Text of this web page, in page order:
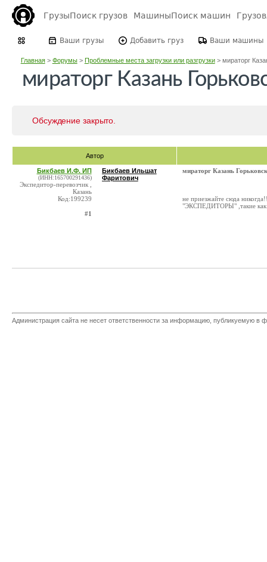
ГрузыПоиск грузов МашиныПоиск машин
Ваши грузы Добавить груз Ваши машины
Главная> Форумы> Проблемные места загрузки или разгрузки> мираторг
мираторг Казань
Обсуждение закрыто.
Автор
Бикбаев И.Ф. ИП
(ИНН:165700291436)
Экспедитор-перевозчик ,
Казань
Код:199239
#1
Бикбаев Ильшат
Фаритович
мираторг Казань
не приезжайте сюда
"ЭКСПЕДИТОРЫ" ,такие
Администрация сайта не несет ответственности за информацию, публикуемую